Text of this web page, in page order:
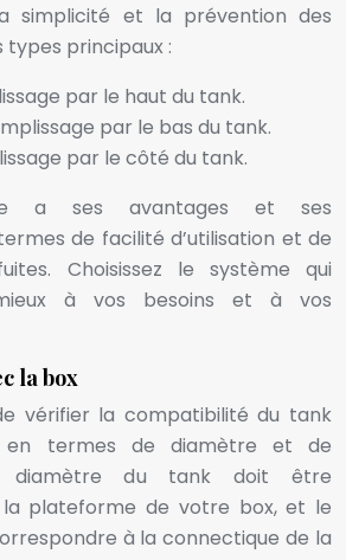
simplicité et la prévention des
types principaux :
par le haut du tank.
par le bas du tank.
par le côté du tank.
a ses avantages et ses
de facilité d’utilisation et de
Choisissez le système qui
à vos besoins et à vos
la box
vérifier la compatibilité du tank
termes de diamètre et de
diamètre du tank doit être
plateforme de votre box, et le
à la connectique de la